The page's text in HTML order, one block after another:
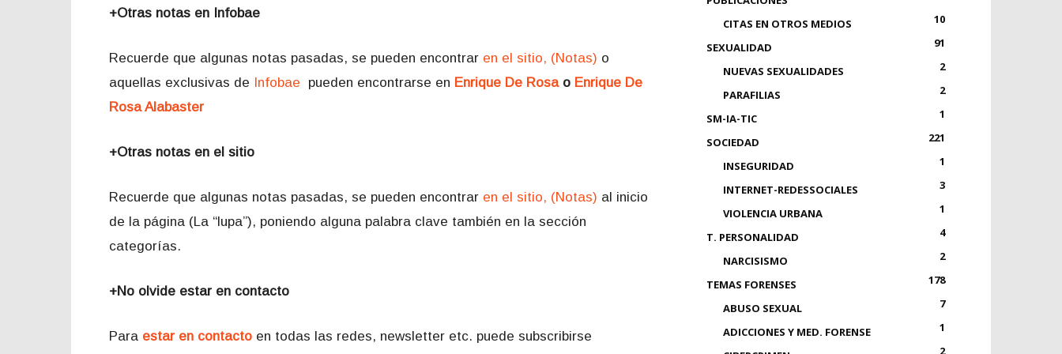
+Otras notas en Infobae
Recuerde que algunas notas pasadas, se pueden encontrar en el sitio, (Notas) o
aquellas exclusivas de Infobae pueden encontrarse en Enrique De Rosao Enrique De
Rosa Alabaster
+Otras notas en el sitio
Recuerde que algunas notas pasadas, se pueden encontrar en el sitio, (Notas) al inicio
de la página (La “lupa”), poniendo alguna palabra clave también en la sección
categorías.
+No olvide estar en contacto
Para estar en contacto en todas las redes, newsletter etc. puede subscribirse
CITAS EN OTROS MEDIOS
10
SEXUALIDAD
91
NUEVAS SEXUALIDADES
2
PARAFILIAS
2
SM-IA-TIC
1
SOCIEDAD
221
INSEGURIDAD
1
INTERNET-REDESSOCIALES
3
VIOLENCIA URBANA
1
T. PERSONALIDAD
4
NARCISISMO
2
TEMAS FORENSES
178
ABUSO SEXUAL
7
ADICCIONES Y MED. FORENSE
1
2